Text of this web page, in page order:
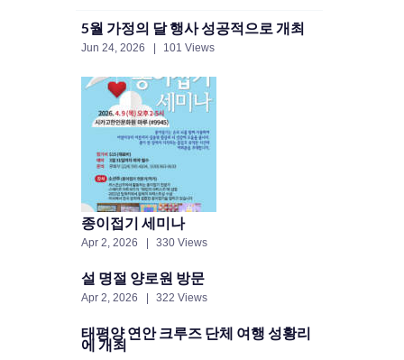
5월 가정의 달 행사 성공적으로 개최
Jun 24, 2026 101 Views
종이접기 세미나
Apr 2, 2026 330 Views
설 명절 양로원 방문
Apr 2, 2026 322 Views
태평양 연안 크루즈 단체 여행 성황리
에 개최